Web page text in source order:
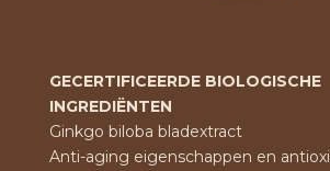
GECERTIFICEERDE BIOLOGISCHE
INGREDIËNTEN
Ginkgo biloba bladextract
Anti-aging eigenschappen en